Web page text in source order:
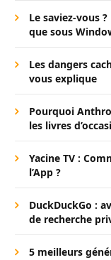
Le saviez-vous
que sous
Les dangers
vous explique
Pourquoi
les livres
Yacine TV :
l’App ?
DuckDuckGo :
de recherche
5 meilleurs